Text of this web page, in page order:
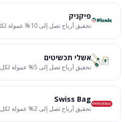
פיקניק
تحقيق أرباح تصل إلى 10% عمولة لكل إحالة ناجحة
אשלי תכשיטים
تحقيق أرباح تصل إلى 5% عمولة لكل إحالة ناجحة
Swiss Bag
تحقيق أرباح تصل إلى 2% عمولة لكل إحالة ناجحة